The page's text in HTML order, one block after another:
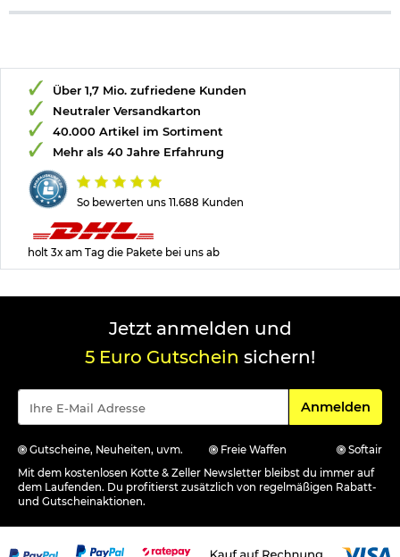
So bewerten uns 11.688 Kunden
Über 1,7 Mio. zufriedene Kunden
Neutraler Versandkarton
40.000 Artikel im Sortiment
Mehr als 40 Jahre Erfahrung
holt 3x am Tag die Pakete bei uns ab
Jetzt anmelden und
5 Euro Gutschein sichern!
Für den
Anmelden
Gutscheine, Neuheiten, uvm. Freie Waffen
Softair
Mit dem kostenlosen Kotte & Zeller Newsletter bleibst du immer auf
dem Laufenden. Du profitierst zusätzlich von regelmäßigen Rabatt-
und Gutscheinaktionen.